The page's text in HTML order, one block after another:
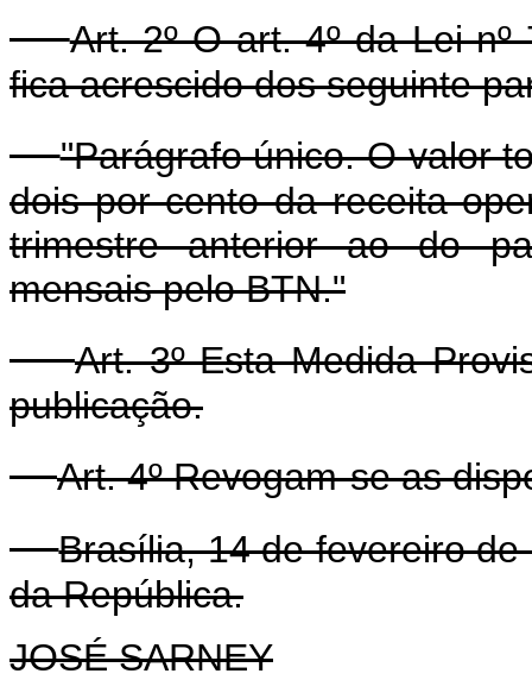
Art. 2º O art. 4º da Lei
fica acrescido dos seguinte
"Parágrafo único. O valor
dois por cento da receita
trimestre anterior ao do
mensais pelo BTN."
Art. 3º Esta Medida
publicação.
Art. 4º Revogam-se as
Brasília, 14 de fevereiro de
da República.
JOSÉ SARNEY